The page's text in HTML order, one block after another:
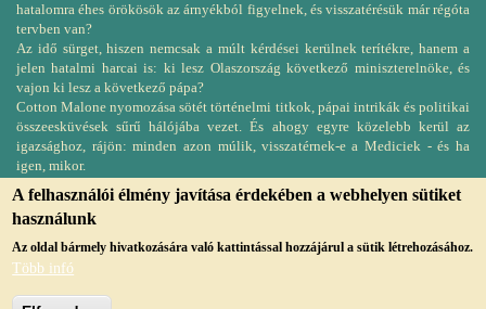
hatalomra éhes örökösök az árnyékból figyelnek, és visszatérésük már régóta
tervben van?
Az idő sürget, hiszen nemcsak a múlt kérdései kerülnek terítékre, hanem a
jelen hatalmi harcai is: ki lesz Olaszország következő miniszterelnöke, és
vajon ki lesz a következő pápa?
Cotton Malone nyomozása sötét történelmi titkok, pápai intrikák és politikai
összeesküvések sűrű hálójába vezet. És ahogy egyre közelebb kerül az
igazsághoz, rájön: minden azon múlik, visszatérnek-e a Mediciek - és ha
igen, mikor.
A felhasználói élmény javítása érdekében a webhelyen sütiket
használunk
Az oldal bármely hivatkozására való kattintással hozzájárul a sütik létrehozásához.
Több infó